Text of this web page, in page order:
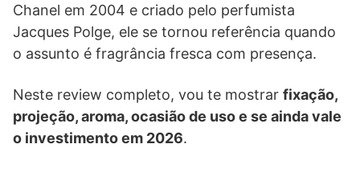
Chanel em 2004 e criado pelo perfumista
Jacques Polge, ele se tornou referência quando
o assunto é fragrância fresca com presença.
Neste review completo, vou te mostrar fixação,
projeção, aroma, ocasião de uso e se ainda vale
o investimento em 2026.